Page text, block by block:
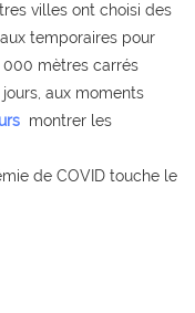
villes ont choisi des
temporaires pour
mètres carrés
aux moments
montrer les